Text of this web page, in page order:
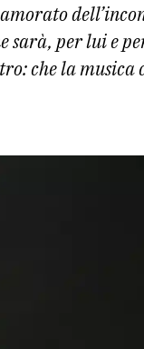
sarà, per lui e
che la